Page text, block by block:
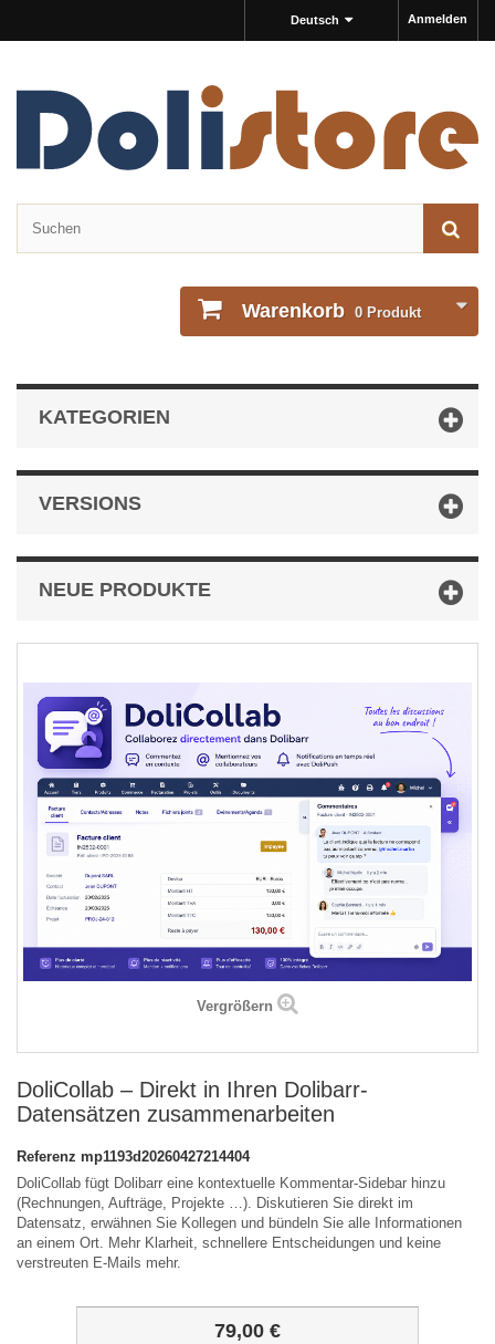
Anmelden
Deutsch
Warenkorb 0 Produkt
KATEGORIEN
VERSIONS
NEUE PRODUKTE
Vergrößern
DoliCollab – Direkt in Ihren Dolibarr-
Datensätzen zusammenarbeiten
Referenz mp1193d20260427214404
DoliCollab fügt Dolibarr eine kontextuelle Kommentar-Sidebar hinzu
(Rechnungen, Aufträge, Projekte …). Diskutieren Sie direkt im
Datensatz, erwähnen Sie Kollegen und bündeln Sie alle Informationen
an einem Ort. Mehr Klarheit, schnellere Entscheidungen und keine
verstreuten E-Mails mehr.
79,00 €